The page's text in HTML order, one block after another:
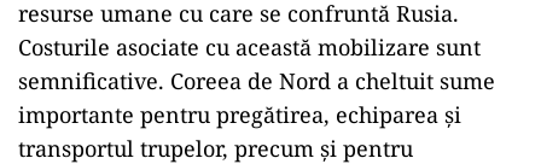
resurse umane cu care se confruntă Rusia.
Costurile asociate cu această mobilizare sunt
semnificative. Coreea de Nord a cheltuit sume
importante pentru pregătirea, echiparea și
transportul trupelor, precum și pentru